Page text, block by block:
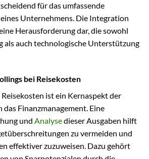
für das umfassende
Unternehmens. Die Integration
Herausforderung dar, die sowohl
als auch technologische Unterstützung
bei Reisekosten
ist ein Kernaspekt der
Finanzmanagement. Eine
und Analysedieser Ausgaben hilft
zu vermeiden und
effektiver zuzuweisen. Dazu gehört